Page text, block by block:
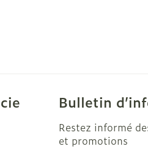
Bulletin
Restez informé
et promotions